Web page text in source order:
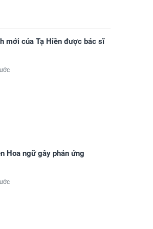
mới của Tạ Hiền được bác sĩ
Hoa ngữ gây phản ứng